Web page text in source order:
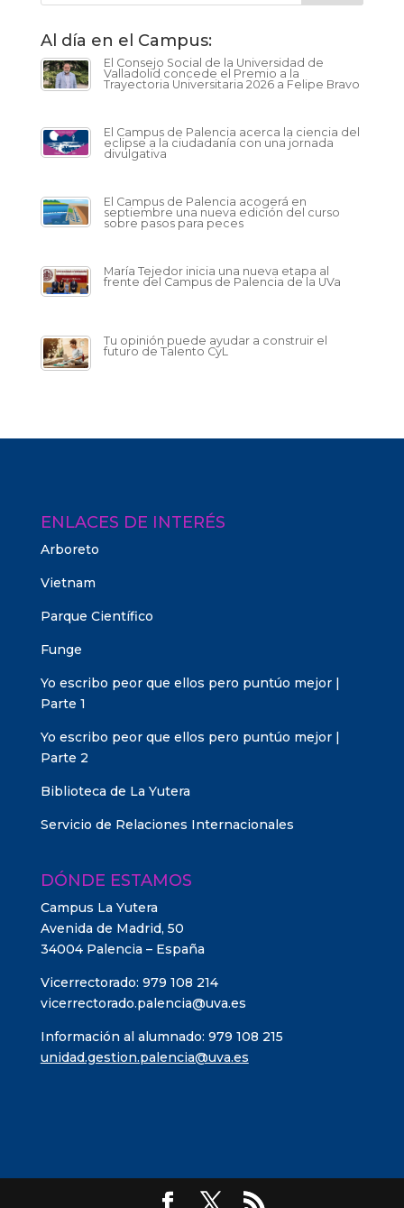
Al día en el Campus:
El Consejo Social de la Universidad de
Valladolid concede el Premio a la
Trayectoria Universitaria 2026 a Felipe Bravo
El Campus de Palencia acerca la ciencia del
eclipse a la ciudadanía con una jornada
divulgativa
El Campus de Palencia acogerá en
septiembre una nueva edición del curso
sobre pasos para peces
María Tejedor inicia una nueva etapa al
frente del Campus de Palencia de la UVa
Tu opinión puede ayudar a construir el
futuro de Talento CyL
ENLACES DE INTERÉS
Arboreto
Vietnam
Parque Científico
Funge
Yo escribo peor que ellos pero puntúo mejor |
Parte 1
Yo escribo peor que ellos pero puntúo mejor |
Parte 2
Biblioteca de La Yutera
Servicio de Relaciones Internacionales
DÓNDE ESTAMOS
Campus La Yutera
Avenida de Madrid, 50
34004 Palencia – España
Vicerrectorado: 979 108 214
vicerrectorado.palencia@uva.es
Información al alumnado: 979 108 215
unidad.gestion.palencia@uva.es